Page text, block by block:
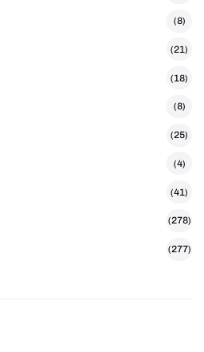
(8)
(21)
(18)
(8)
(25)
(4)
(41)
(278)
(277)